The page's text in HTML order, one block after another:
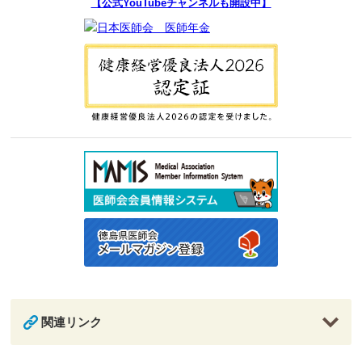
【公式YouTubeチャンネルも開設中】
関連リンク